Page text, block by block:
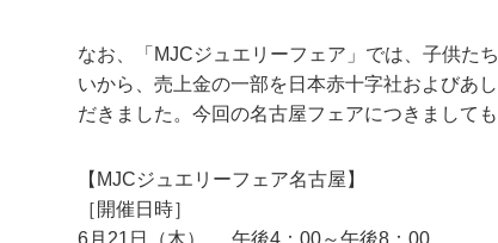
なお、「MJCジュエリーフェア」では、子供た
いから、売上金の一部を日本赤十字社およびあ
だきました。今回の名古屋フェアにつきまして
【MJCジュエリーフェア名古屋】
［開催日時］
6月21日（木）
午後4：00～午後8：00